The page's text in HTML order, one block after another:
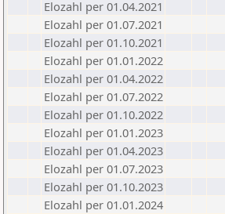
Elozahl per 01.04.2021
Elozahl per 01.07.2021
Elozahl per 01.10.2021
Elozahl per 01.01.2022
Elozahl per 01.04.2022
Elozahl per 01.07.2022
Elozahl per 01.10.2022
Elozahl per 01.01.2023
Elozahl per 01.04.2023
Elozahl per 01.07.2023
Elozahl per 01.10.2023
Elozahl per 01.01.2024